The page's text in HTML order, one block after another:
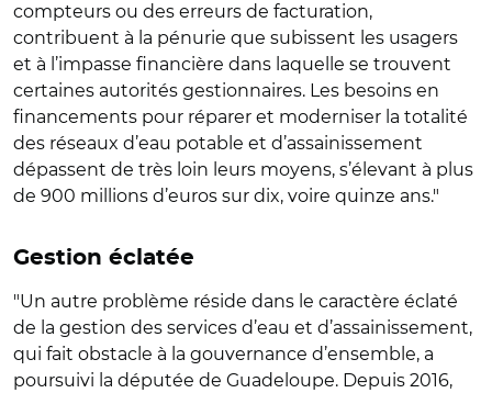
compteurs ou des erreurs de facturation,
contribuent à la pénurie que subissent les usagers
et à l’impasse financière dans laquelle se trouvent
certaines autorités gestionnaires. Les besoins en
financements pour réparer et moderniser la totalité
des réseaux d’eau potable et d’assainissement
dépassent de très loin leurs moyens, s’élevant à plus
de 900 millions d’euros sur dix, voire quinze ans."
Gestion éclatée
"Un autre problème réside dans le caractère éclaté
de la gestion des services d’eau et d’assainissement,
qui fait obstacle à la gouvernance d’ensemble, a
poursuivi la députée de Guadeloupe. Depuis 2016,